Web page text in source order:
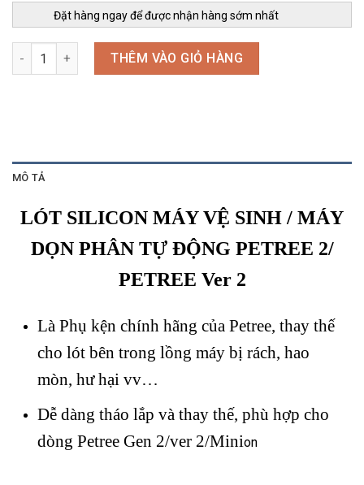
Đặt hàng ngay để được nhận hàng sớm nhất
LÓT SILICON MÁY VỆ SINH PETREE 2/ PETREE Ver 2 số lượng
THÊM VÀO GIỎ HÀNG
MÔ TẢ
LÓT SILICON MÁY VỆ SINH / MÁY
DỌN PHÂN TỰ ĐỘNG PETREE 2/
PETREE Ver 2
Là Phụ kện chính hãng của Petree, thay thế
cho lót bên trong lồng máy bị rách, hao
mòn, hư hại vv…
Dễ dàng tháo lắp và thay thế, phù hợp cho
dòng Petree Gen 2/ver 2/Minion